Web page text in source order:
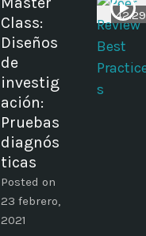
Class:
Diseños
de
investig
ación:
Pruebas
diagnós
ticas
Posted on
23 febrero,
2021
42.29